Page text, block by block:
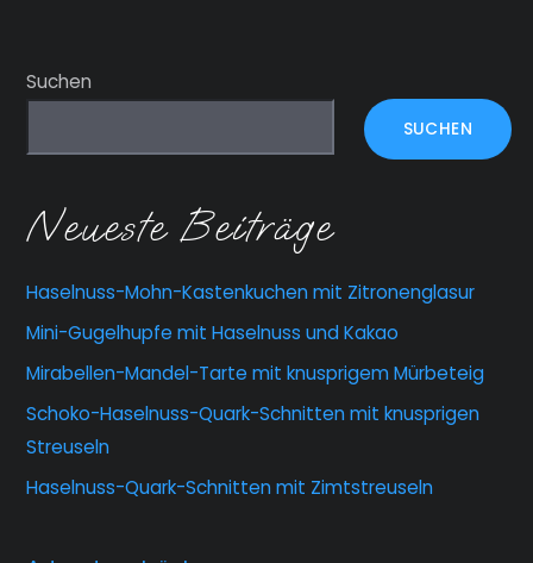
Suchen
SUCHEN
Neueste Beiträge
Haselnuss-Mohn-Kastenkuchen mit Zitronenglasur
Mini-Gugelhupfe mit Haselnuss und Kakao
Mirabellen-Mandel-Tarte mit knusprigem Mürbeteig
Schoko-Haselnuss-Quark-Schnitten mit knusprigen
Streuseln
Haselnuss-Quark-Schnitten mit Zimtstreuseln